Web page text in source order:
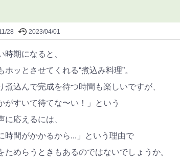
28 2023/04/01
時期になると、
ホッとさせてくれる“煮込み料理”。
煮込んで完成を待つ時間も楽しいですが、
がすいて待てな〜い！」という
に応えるには、
時間がかかるから...」という理由で
ためらうときもあるのではないでしょうか。